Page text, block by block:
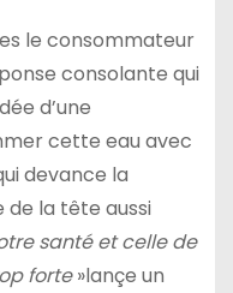
le consommateur
consolante qui
d’une
cette eau avec
devance la
la tête aussi
santé et celle de
forte»lançe un